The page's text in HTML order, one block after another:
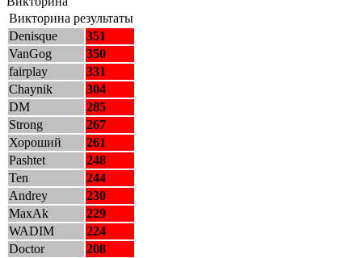
Викторина результаты
Denisque
351
VanGog
350
fairplay
331
Chaynik
304
DM
285
Strong
267
Хороший
261
Pashtet
248
Ten
244
Andrey
230
MaxAk
229
WADIM
224
Doctor
208